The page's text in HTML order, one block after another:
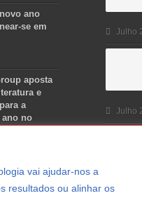
vai ajudar-nos a
resultados ou alinhar os
ano
se em
aposta
e
a
ano no
Julho
Julho